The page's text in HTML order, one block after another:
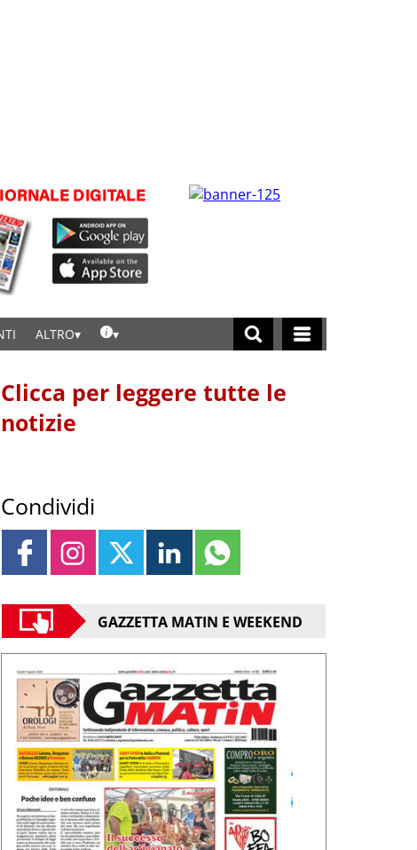
ALTRO
Clicca per leggere tutte le
notizie
Condividi
GAZZETTA MATIN E WEEKEND